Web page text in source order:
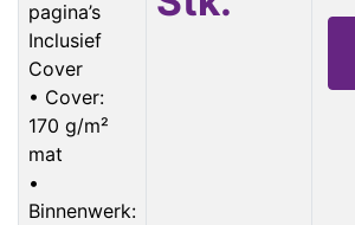
pagina’s
Inclusief
Cover
• Cover:
170 g/m²
mat
•
Binnenwerk: